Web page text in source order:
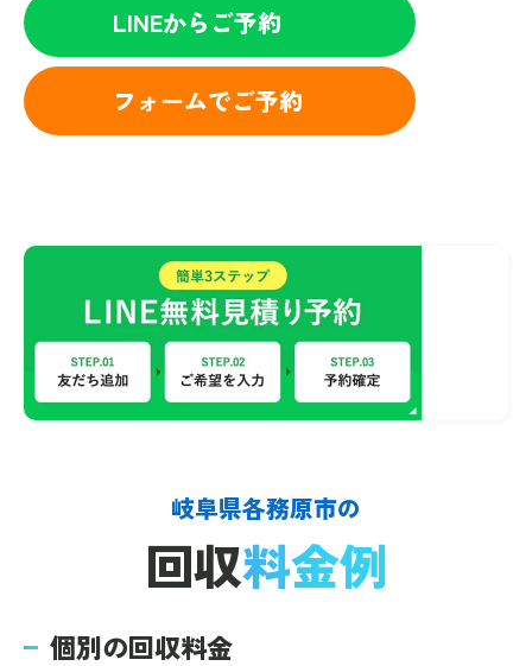
LINEからご予約
フォームでご予約
岐阜県各務原市の
回収料金例
個別の回収料金